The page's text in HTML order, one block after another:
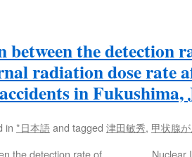
between the detection
radiation dose rate
in Fukushima,
in *日本語and tagged 津田敏秀, 甲状腺
the detection rate of
Nuclear